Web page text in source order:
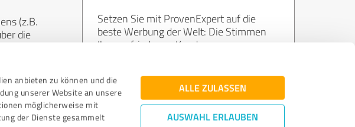
anbieten zu können und die
unserer Website an unsere
möglicherweise mit
der Dienste gesammelt
ALLE ZULASSEN
AUSWAHL ERLAUBEN
(z.B.
die
Setzen Sie mit ProvenExpert auf die
beste Werbung der Welt: Die Stimmen
Ihrer zufriedenen Kunden.
Jetzt kostenlos starten